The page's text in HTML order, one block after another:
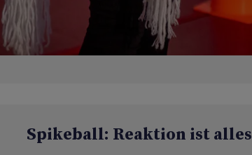
Spikeball: Reaktion ist alles